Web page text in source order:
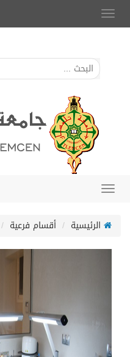
Toggle
navigation
Toggle
الرئيسية
أقسام فرعية